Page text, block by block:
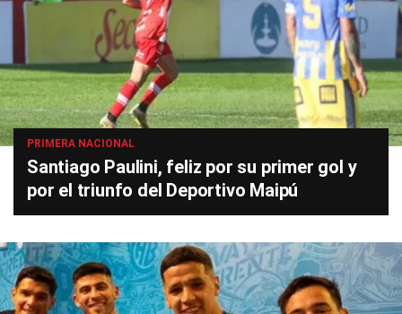
PRIMERA NACIONAL
Santiago Paulini, feliz por su primer gol y
por el triunfo del Deportivo Maipú